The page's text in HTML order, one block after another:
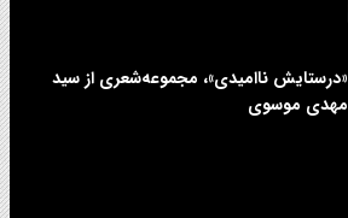
«درستایش ناامیدی»، مجموعه‌شعری از سید
مهدی موسوی